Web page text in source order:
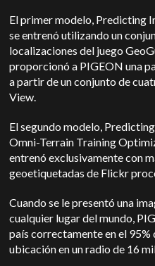
El primer modelo, Predicting
se entrenó utilizando un
localizaciones del juego
proporcionó a PIGEON una
a partir de un conjunto de
View.
El segundo modelo,
Omni-Terrain Training
entrenó exclusivamente con
geoetiquetadas de Flickr
Cuando se le presentó una
cualquier lugar del mundo,
país correctamente en el 95%
ubicación en un radio de 16